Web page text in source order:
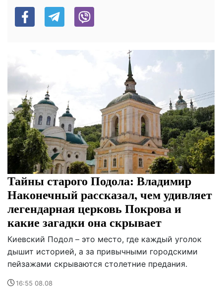
Тайны старого Подола: Владимир
Наконечный рассказал, чем удивляет
легендарная церковь Покрова и
какие загадки она скрывает
Киевский Подол – это место, где каждый уголок
дышит историей, а за привычными городскими
пейзажами скрываются столетние предания.
16:55 08.08